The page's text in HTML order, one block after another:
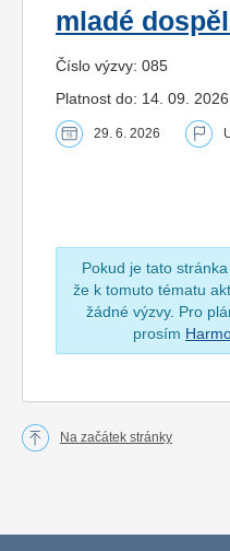
mladé
Číslo výzvy: 085
Platnost do: 14. 09.
29. 6. 2026
Pokud je tato
že k tomuto tématu
žádné výzvy. Pro
prosím
Na začátek stránky